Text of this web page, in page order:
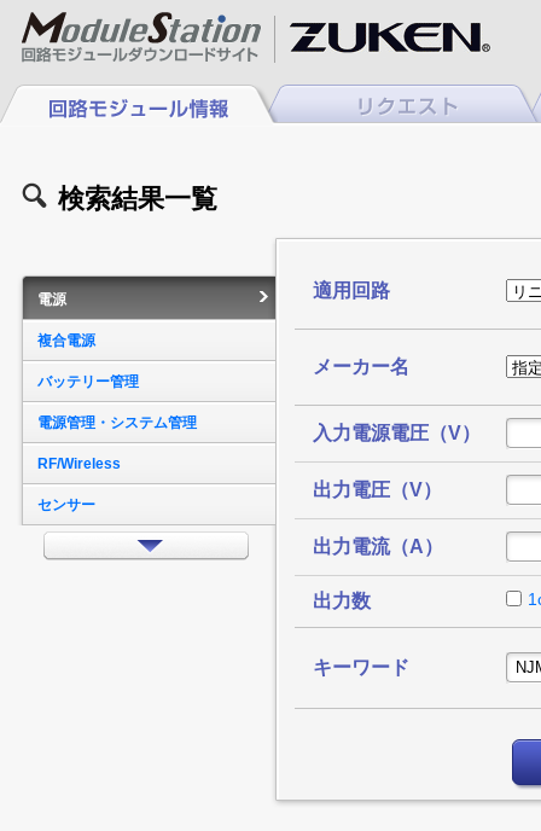
検索結果一覧
電源
複合電源
バッテリー管理
電源管理・システム管理
RF/Wireless
センサー
インターフェイス
適用回路
メーカー名
入力電源電圧（V）
出力電圧（V）
出力電流（A）
出力数
キーワード